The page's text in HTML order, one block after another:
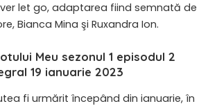
let go, adaptarea fiind semnată de
Bianca Mina şi Ruxandra Ion.
Meu sezonul 1 episodul 2
19 ianuarie 2023
fi urmărit începând din ianuarie, în